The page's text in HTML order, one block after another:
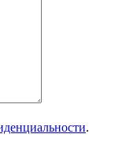
.